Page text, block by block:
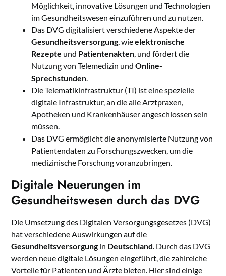
Möglichkeit, innovative Lösungen und Technologien
im Gesundheitswesen einzuführen und zu nutzen.
Das DVG digitalisiert verschiedene Aspekte der
Gesundheitsversorgung, wieelektronische
Rezepte und Patientenakten, und fördert die
Nutzung von Telemedizin undOnline-
Sprechstunden.
Die Telematikinfrastruktur (TI) ist eine spezielle
digitale Infrastruktur, an die alle Arztpraxen,
Apotheken und Krankenhäuser angeschlossen sein
müssen.
Das DVG ermöglicht die anonymisierte Nutzung von
Patientendaten zu Forschungszwecken, um die
medizinische Forschung voranzubringen.
Digitale Neuerungen im
Gesundheitswesen durch das DVG
Die Umsetzung des Digitalen Versorgungsgesetzes (DVG)
hat verschiedene Auswirkungen auf die
Gesundheitsversorgung in Deutschland. Durch das DVG
werden neue digitale Lösungen eingeführt, die zahlreiche
Vorteile für Patienten und Ärzte bieten. Hier sind einige